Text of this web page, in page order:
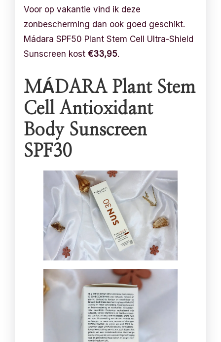
Voor op vakantie vind ik deze
zonbescherming dan ook goed geschikt.
Mádara SPF50 Plant Stem Cell Ultra-Shield
Sunscreen kost€33,95.
MÁDARA Plant Stem
Cell Antioxidant
Body Sunscreen
SPF30